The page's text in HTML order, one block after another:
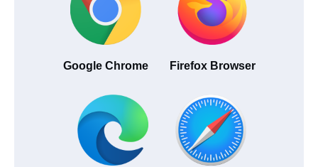
Google Chrome Firefox Browser